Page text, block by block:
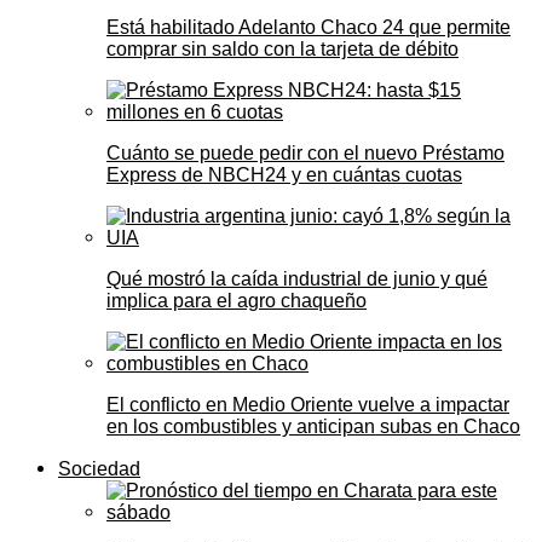
Está habilitado Adelanto Chaco 24 que permite
comprar sin saldo con la tarjeta de débito
Cuánto se puede pedir con el nuevo Préstamo
Express de NBCH24 y en cuántas cuotas
Qué mostró la caída industrial de junio y qué
implica para el agro chaqueño
El conflicto en Medio Oriente vuelve a impactar
en los combustibles y anticipan subas en Chaco
Sociedad